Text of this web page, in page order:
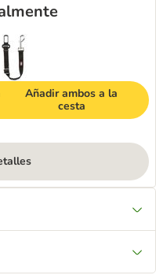
Añadir ambos a la
cesta